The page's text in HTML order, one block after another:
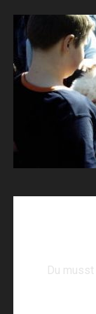
Du musst